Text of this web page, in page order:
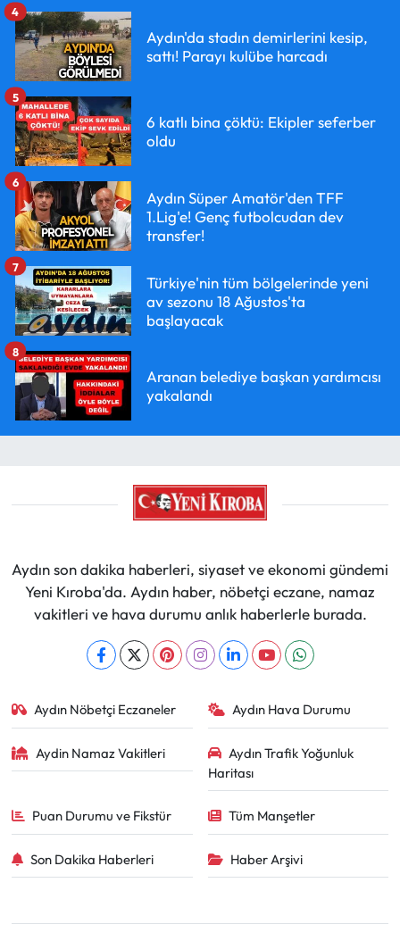
Aydın'da stadın demirlerini kesip,
sattı! Parayı kulübe harcadı
4
6 katlı bina çöktü: Ekipler seferber
oldu
5
Aydın Süper Amatör'den TFF
1.Lig'e! Genç futbolcudan dev
transfer!
6
Türkiye'nin tüm bölgelerinde yeni
av sezonu 18 Ağustos'ta
başlayacak
7
Aranan belediye başkan yardımcısı
yakalandı
8
Aydın son dakika haberleri, siyaset ve ekonomi gündemi
Yeni Kıroba'da. Aydın haber, nöbetçi eczane, namaz
vakitleri ve hava durumu anlık haberlerle burada.
Aydın Nöbetçi Eczaneler Aydın Hava Durumu
Aydin Namaz Vakitleri
Aydın Trafik Yoğunluk
Haritası
Puan Durumu ve Fikstür Tüm Manşetler
Son Dakika Haberleri Haber Arşivi